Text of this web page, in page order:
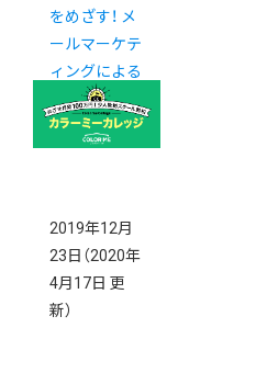
をめざす！ メ
ールマーケテ
ィングによる
リピーター対
策セミナー
2019年12月
23日 （2020年
4月17日 更
新）